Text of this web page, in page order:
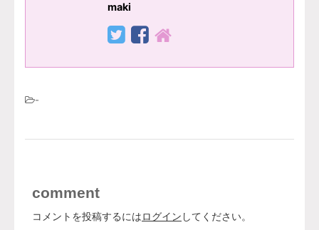
maki
-
comment
コメントを投稿するにはログイン してください。